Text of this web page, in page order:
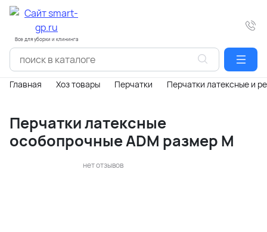
Все для уборки и клининга
Главная Хоз товары Перчатки Перчатки латексные и
Перчатки латексные
особопрочные ADM размер М
нет отзывов